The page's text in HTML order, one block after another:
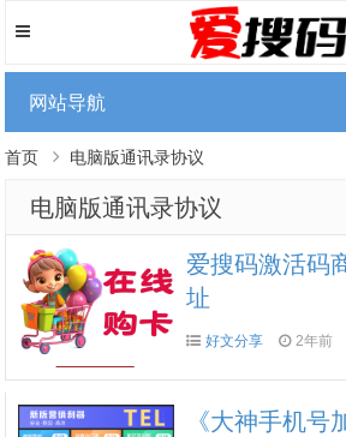
网站导航
首页 电脑版通讯录协议
电脑版通讯录协议
爱搜码激活码
址
好文分享 2年前
《大神手机号